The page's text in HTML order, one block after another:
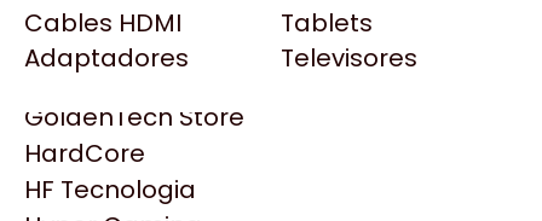
Cables HDMI
Adaptadores
Tablets
Televisores
Genesis
Genius
HP
HyperX
INNO3D
Full H4rd
Gaming City
Gezatek
GoldenTech Store
HardCore
HF Tecnologia